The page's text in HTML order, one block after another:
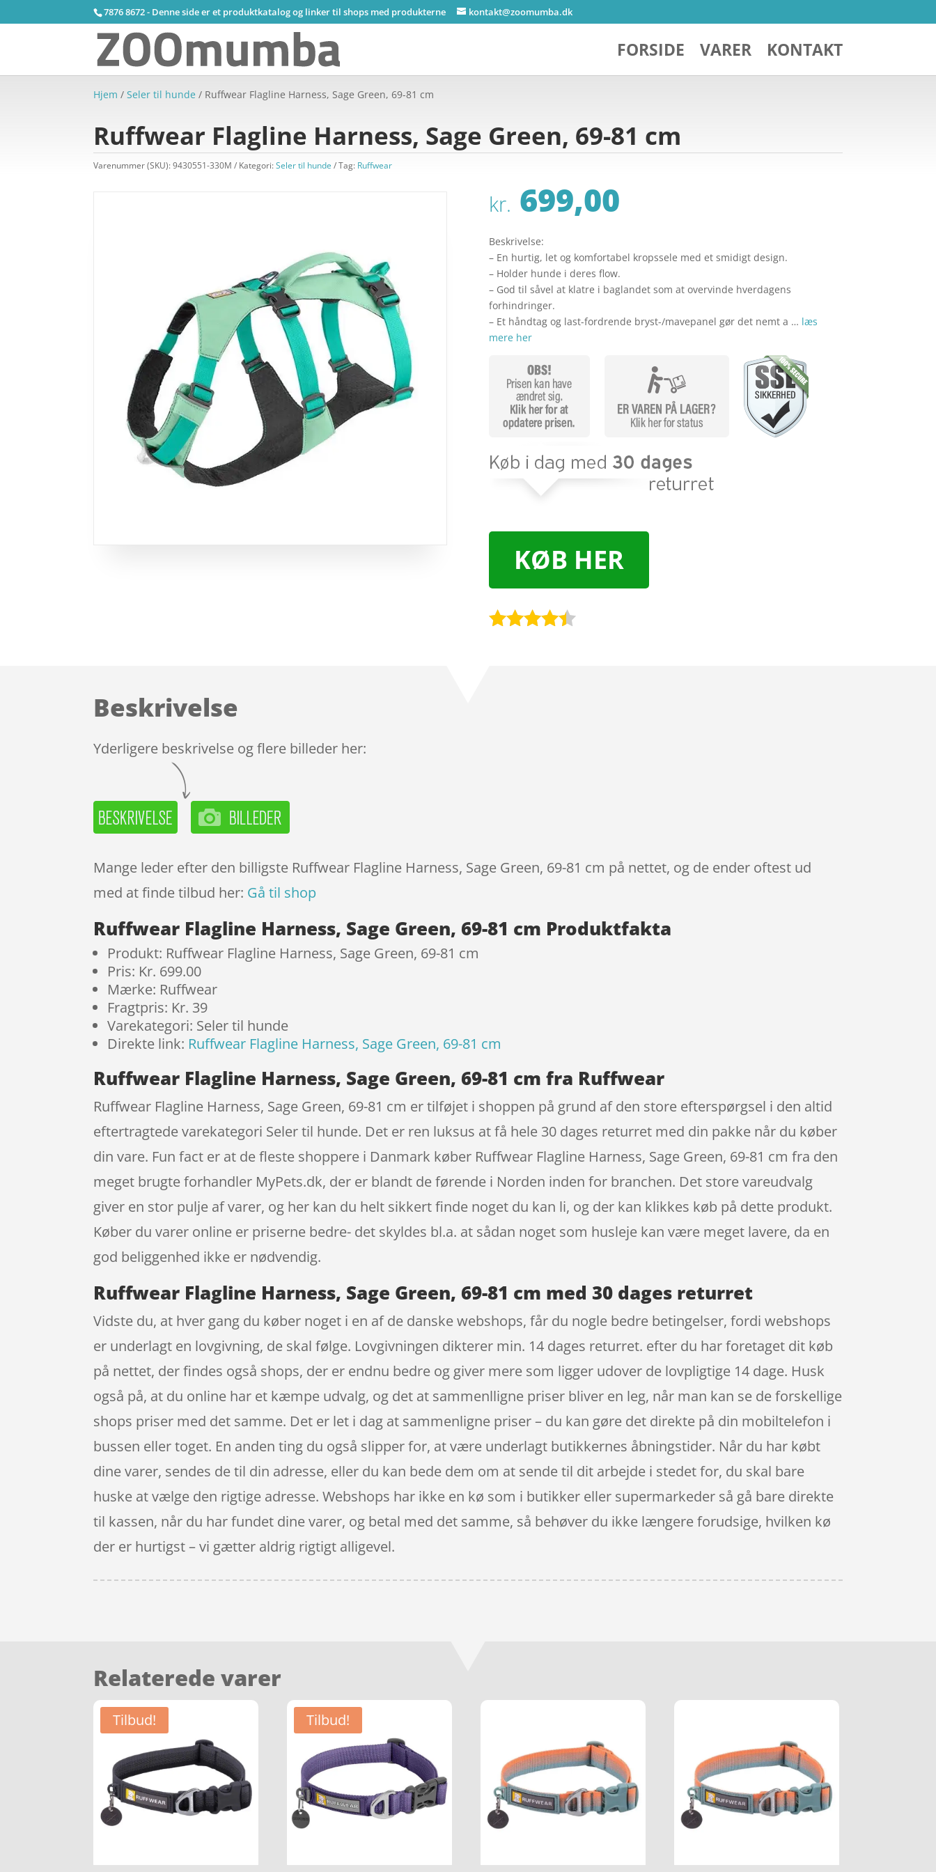
7876 8672 - Denne side er et produktkatalog og linker til shops med produkterne kontakt@zoomumba.dk
FORSIDE VARER KONTAKT
Hjem /Seler til hunde / Ruffwear Flagline Harness, Sage Green, 69-81 cm
Ruffwear Flagline Harness, Sage Green, 69-81 cm
Varenummer (SKU):9430551-330M Kategori:Seler til hunde Tag: Ruffwear
kr. 699,00
Beskrivelse:
– En hurtig, let og komfortabel kropssele med et smidigt design.
– Holder hunde i deres flow.
– God til såvel at klatre i baglandet som at overvinde hverdagens
forhindringer.
– Et håndtag og last-fordrende bryst-/mavepanel gør det nemt a … læs
mere her
KØB HER
Beskrivelse
Yderligere beskrivelse og flere billeder her:
Mange leder efter den billigste Ruffwear Flagline Harness, Sage Green, 69-81 cm på nettet, og de ender oftest ud
med at finde tilbud her: Gå til shop
Ruffwear Flagline Harness, Sage Green, 69-81 cm Produktfakta
Produkt: Ruffwear Flagline Harness, Sage Green, 69-81 cm
Pris: Kr. 699.00
Mærke: Ruffwear
Fragtpris: Kr. 39
Varekategori: Seler til hunde
Direkte link: Ruffwear Flagline Harness, Sage Green, 69-81 cm
Ruffwear Flagline Harness, Sage Green, 69-81 cm fra Ruffwear
Ruffwear Flagline Harness, Sage Green, 69-81 cm er tilføjet i shoppen på grund af den store efterspørgsel i den altid
eftertragtede varekategori Seler til hunde. Det er ren luksus at få hele 30 dages returret med din pakke når du køber
din vare. Fun fact er at de fleste shoppere i Danmark køber Ruffwear Flagline Harness, Sage Green, 69-81 cm fra den
meget brugte forhandler MyPets.dk, der er blandt de førende i Norden inden for branchen. Det store vareudvalg
giver en stor pulje af varer, og her kan du helt sikkert finde noget du kan li, og der kan klikkes køb på dette produkt.
Køber du varer online er priserne bedre- det skyldes bl.a. at sådan noget som husleje kan være meget lavere, da en
god beliggenhed ikke er nødvendig.
Ruffwear Flagline Harness, Sage Green, 69-81 cm med 30 dages returret
Vidste du, at hver gang du køber noget i en af de danske webshops, får du nogle bedre betingelser, fordi webshops
er underlagt en lovgivning, de skal følge. Lovgivningen dikterer min. 14 dages returret. efter du har foretaget dit køb
på nettet, der findes også shops, der er endnu bedre og giver mere som ligger udover de lovpligtige 14 dage. Husk
også på, at du online har et kæmpe udvalg, og det at sammenlligne priser bliver en leg, når man kan se de forskellige
shops priser med det samme. Det er let i dag at sammenligne priser – du kan gøre det direkte på din mobiltelefon i
bussen eller toget. En anden ting du også slipper for, at være underlagt butikkernes åbningstider. Når du har købt
dine varer, sendes de til din adresse, eller du kan bede dem om at sende til dit arbejde i stedet for, du skal bare
huske at vælge den rigtige adresse. Webshops har ikke en kø som i butikker eller supermarkeder så gå bare direkte
til kassen, når du har fundet dine varer, og betal med det samme, så behøver du ikke længere forudsige, hvilken kø
der er hurtigst – vi gætter aldrig rigtigt alligevel.
Relaterede varer
Tilbud! Tilbud!